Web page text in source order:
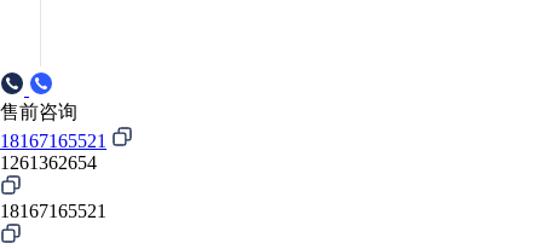
售前咨询
18167165521
1261362654
18167165521